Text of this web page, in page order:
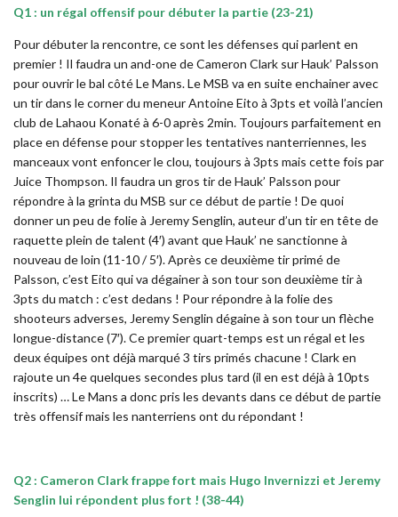
Q1 : un régal offensif pour débuter la partie (23-21)
Pour débuter la rencontre, ce sont les défenses qui parlent en
premier ! Il faudra un and-one de Cameron Clark sur Hauk’ Palsson
pour ouvrir le bal côté Le Mans. Le MSB va en suite enchainer avec
un tir dans le corner du meneur Antoine Eito à 3pts et voilà l’ancien
club de Lahaou Konaté à 6-0 après 2min. Toujours parfaitement en
place en défense pour stopper les tentatives nanterriennes, les
manceaux vont enfoncer le clou, toujours à 3pts mais cette fois par
Juice Thompson. Il faudra un gros tir de Hauk’ Palsson pour
répondre à la grinta du MSB sur ce début de partie ! De quoi
donner un peu de folie à Jeremy Senglin, auteur d’un tir en tête de
raquette plein de talent (4′) avant que Hauk’ ne sanctionne à
nouveau de loin (11-10 / 5′). Après ce deuxième tir primé de
Palsson, c’est Eito qui va dégainer à son tour son deuxième tir à
3pts du match : c’est dedans ! Pour répondre à la folie des
shooteurs adverses, Jeremy Senglin dégaine à son tour un flèche
longue-distance (7′). Ce premier quart-temps est un régal et les
deux équipes ont déjà marqué 3 tirs primés chacune ! Clark en
rajoute un 4e quelques secondes plus tard (il en est déjà à 10pts
inscrits) … Le Mans a donc pris les devants dans ce début de partie
très offensif mais les nanterriens ont du répondant !
Q2 : Cameron Clark frappe fort mais Hugo Invernizzi et Jeremy
Senglin lui répondent plus fort ! (38-44)